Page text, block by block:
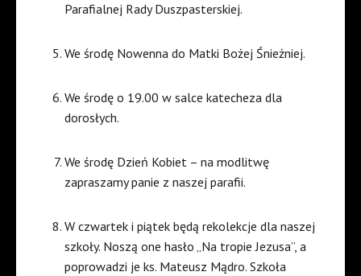
Parafialnej Rady Duszpasterskiej.
We środę Nowenna do Matki Bożej Śnieżniej.
We środę o 19.00 w salce katecheza dla
dorosłych.
We środę Dzień Kobiet – na modlitwę
zapraszamy panie z naszej parafii.
W czwartek i piątek będą rekolekcje dla naszej
szkoły. Noszą one hasło „Na tropie Jezusa”, a
poprowadzi je ks. Mateusz Mądro. Szkoła